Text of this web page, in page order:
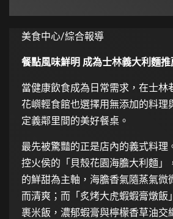
美食中心/綜合報導
餐點風味鮮明 成為士林義大利麵
當健康飲食成為日常需求，在士林
花嶼輕食館也選擇用無添加的料理
定義鄰里間的美好餐桌。
最先被驚豔的正是店內的義式料理
控火侯的「貝殼花園海膽大利麵」
的鮮甜為主軸，海膽香氣隨蒸氣微
而清爽；而「炙烤大虎蝦蝦膏燉飯
裹米飯，濃郁蝦膏與檸檬香草油交